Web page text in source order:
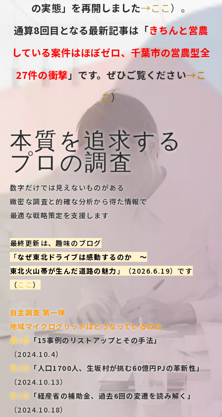
の実態」を再開しました→ここ）。
通算8回目となる最新記事は「きちんと営農
している案件はほぼゼロ、千葉市の営農型全
27件の衝撃」です。ぜひご覧ください→こ
こ）
本質を追求する
プロの調査
数字だけでは見えないものがある
緻密な調査と的確な分析から得た情報で
最適な戦略策定を支援します
最終更新は、趣味のブログ
「なぜ東北ドライブは感動するのか ～
東北火山帯が生んだ道路の魅力 」（2026.6.19）です
（ここ）
自主調査 第一弾
地域マイクログリッドはどうなっているのか
第1回 「15事例のリストアップとその手法」
（2024.10.4）
第2回 「人口1700人、生坂村が挑む60億円PJの革新性」
（2024.10.13）
第3回 「経産省の補助金、過去6回の変遷を読み解く」
（2024.10.18）